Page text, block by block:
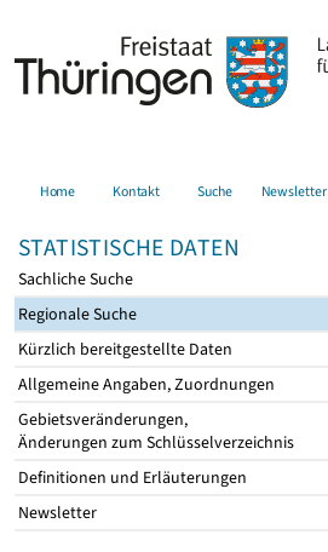
Home Kontakt Suche Newsletter
STATISTISCHE DATEN
Sachliche Suche
Regionale Suche
Kürzlich bereitgestellte Daten
Allgemeine Angaben, Zuordnungen
Gebietsveränderungen,
Änderungen zum Schlüsselverzeichnis
Definitionen und Erläuterungen
Newsletter